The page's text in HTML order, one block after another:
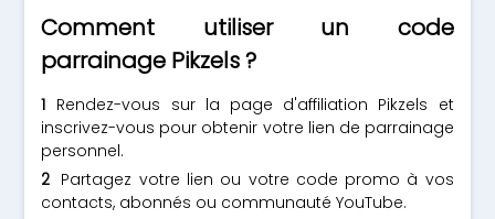
Comment utiliser un code
parrainage Pikzels ?
Rendez-vous sur la page d'affiliation Pikzels et
inscrivez-vous pour obtenir votre lien de parrainage
personnel.
Partagez votre lien ou votre code promo à vos
contacts, abonnés ou communauté YouTube.